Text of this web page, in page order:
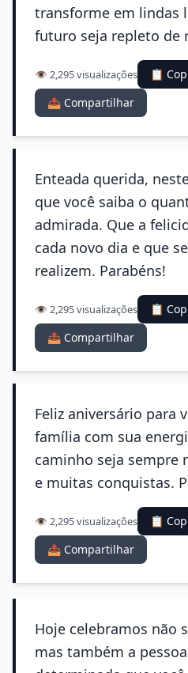
transforme em lindas
futuro seja repleto de
👁️ 2,295 visualizações
📋
📤 Compartilhar
Enteada querida,
que você saiba o
admirada. Que a
cada novo dia e que
realizem. Parabéns!
👁️ 2,295 visualizações
📋
📤 Compartilhar
Feliz aniversário para
família com sua
caminho seja sempre
e muitas conquistas.
👁️ 2,295 visualizações
📋
📤 Compartilhar
Hoje celebramos não
mas também a